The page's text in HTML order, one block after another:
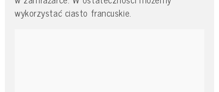
wykorzystać ciasto francuskie.